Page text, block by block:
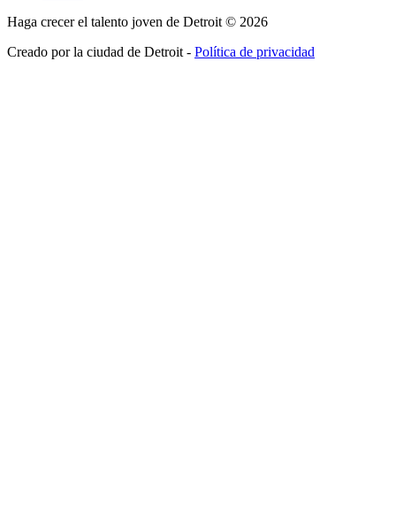
Haga crecer el talento joven de Detroit © 2026
Creado por la ciudad de Detroit - Política de privacidad